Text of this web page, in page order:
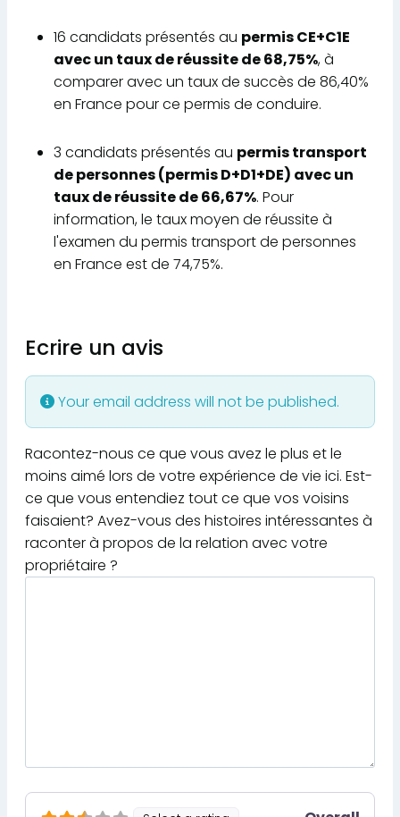
16 candidats présentés au permis CE+C1E
avec un taux de réussite de 68,75%, à
comparer avec un taux de succès de 86,40%
en France pour ce permis de conduire.
3 candidats présentés au permis transport
de personnes (permis D+D1+DE) avec un
taux de réussite de 66,67%. Pour
information, le taux moyen de réussite à
l'examen du permis transport de personnes
en France est de 74,75%.
Ecrire un avis
Your email address will not be published.
Racontez-nous ce que vous avez le plus et le
moins aimé lors de votre expérience de vie ici. Est-
ce que vous entendiez tout ce que vos voisins
faisaient? Avez-vous des histoires intéressantes à
raconter à propos de la relation avec votre
propriétaire ?